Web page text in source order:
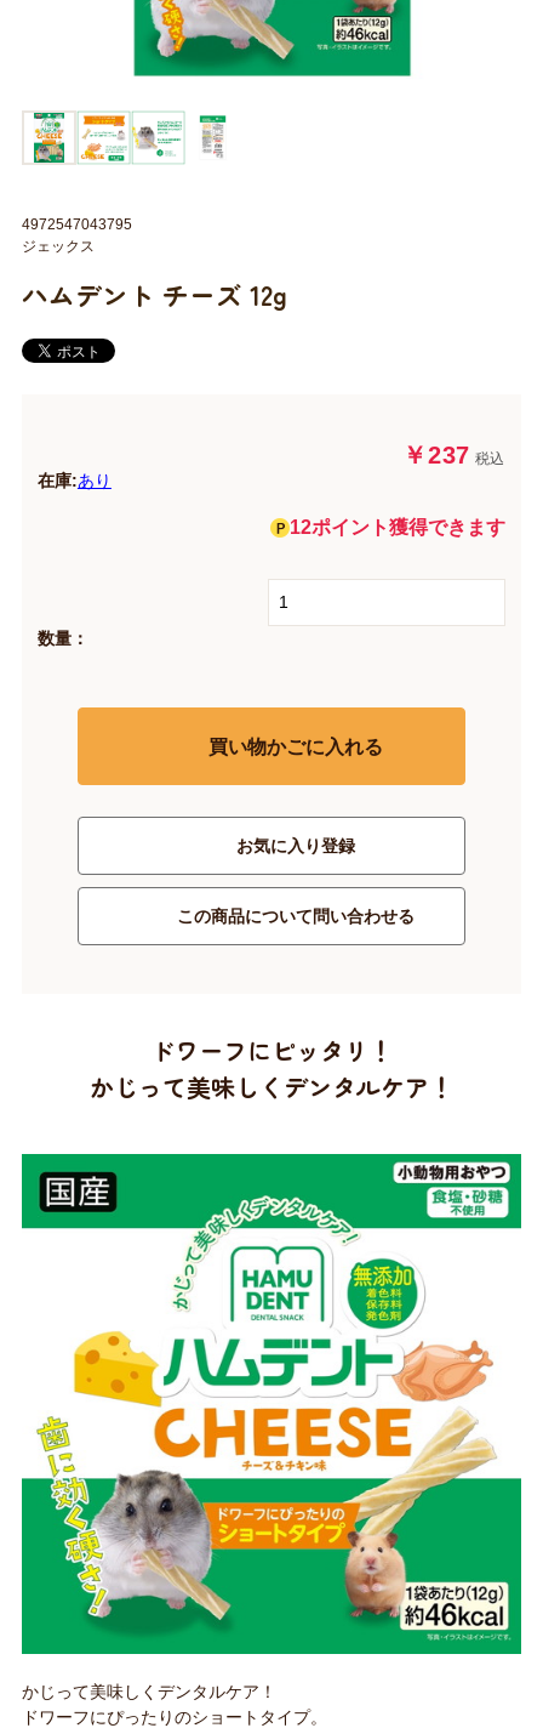
ハムデント チーズ 12g
￥237 税込
在庫:あり
12ポイント獲得できます
数量：
買い物かごに入れる
お気に入り登録
この商品について問い合わせる
4972547043795
ジェックス
ドワーフにピッタリ！
かじって美味しくデンタルケア！
かじって美味しくデンタルケア！
ドワーフにぴったりのショートタイプ。